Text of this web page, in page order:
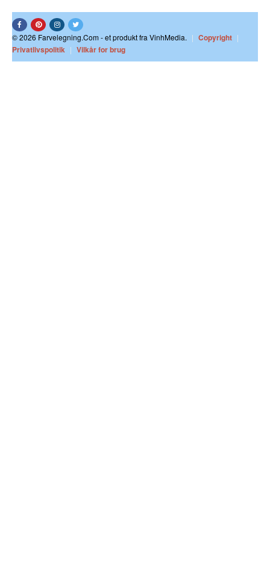
© 2026 Farvelegning.Com - et produkt fra VinhMedia. | Copyright |
Privatlivspolitik | Vilkår for brug